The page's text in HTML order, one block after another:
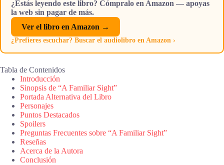
¿Estás leyendo este libro? Cómpralo en Amazon — apoyas
la web sin pagar de más.
Ver el libro en Amazon →
¿Prefieres escuchar? Buscar el audiolibro en Amazon ›
Tabla de Contenidos
Introducción
Sinopsis de “A Familiar Sight”
Portada Alternativa del Libro
Personajes
Puntos Destacados
Spoilers
Preguntas Frecuentes sobre “A Familiar Sight”
Reseñas
Acerca de la Autora
Conclusión